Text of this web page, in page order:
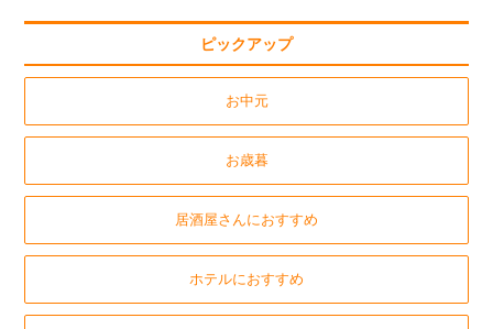
ピックアップ
お中元
お歳暮
居酒屋さんにおすすめ
ホテルにおすすめ